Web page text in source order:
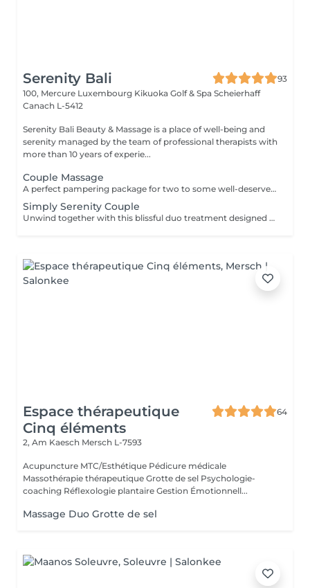
Serenity Bali
93
100, Mercure Luxembourg Kikuoka Golf & Spa Scheierhaff
Canach L-5412
Serenity Bali Beauty & Massage is a place of well-being and
serenity managed by the team of professional therapists with
more than 10 years of experie...
Couple Massage
A perfect pampering package for two to some well-deserved downtime and to spend some quality time together. Grab a loved one and treat yourselves.
Simply Serenity Couple
Unwind together with this blissful duo treatment designed for a couple. Begin with a 45 minutes full body massage to ease tension, improve circulation, and restore balance. Then enjoy a 30 minutes simply facial treatment, tailored to your skin type, featuring cleansing, gentle exfoliation, a shooting facial massage, and refreshing mask, leaving your skin glowing and hydrated.
Espace thérapeutique
Cinq éléments
64
2, Am Kaesch Mersch L-7593
Acupuncture MTC/Esthétique Pédicure médicale
Massothérapie thérapeutique Grotte de sel Psychologie-
coaching Réflexologie plantaire Gestion Émotionnell...
Massage Duo Grotte de sel